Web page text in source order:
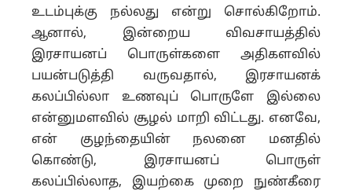
உடம்புக்கு நல்லது என்று சொல்கிறோம்.
ஆனால், இன்றைய விவசாயத்தில்
இரசாயனப் பொருள்களை அதிகளவில்
பயன்படுத்தி வருவதால், இரசாயனக்
கலப்பில்லா உணவுப் பொருளே இல்லை
என்னுமளவில் சூழல் மாறி விட்டது. எனவே,
என் குழந்தையின் நலனை மனதில்
கொண்டு, இரசாயனப் பொருள்
கலப்பில்லாத, இயற்கை முறை நுண்கீரை